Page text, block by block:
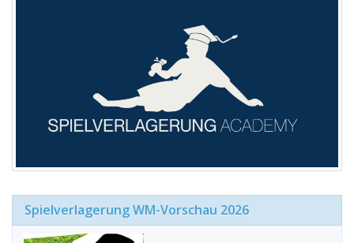
Spielverlagerung WM-Vorschau 2026